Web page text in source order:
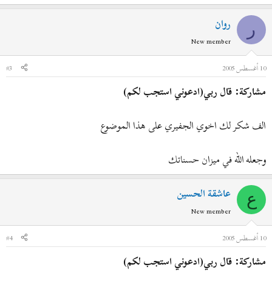
ر روان
New member
10 أغسطس 2005
#3
مشاركة: قال ربي(ادعوني استجب لكم)
الف شكر لك اخوي الجفيري على هذا الموضوع
وجعله الله في ميزان حسناتك
ع عاشقة الحسين
New member
10 أغسطس 2005
#4
مشاركة: قال ربي(ادعوني استجب لكم)